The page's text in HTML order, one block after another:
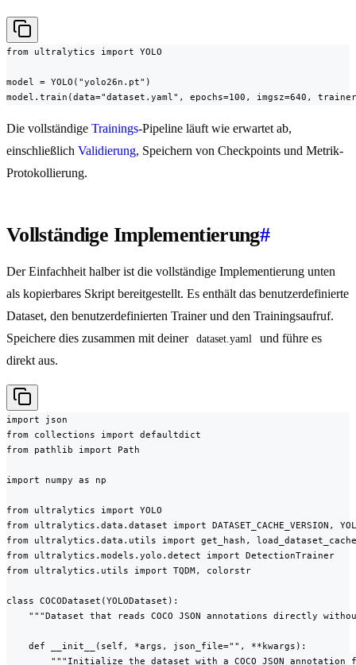
from ultralytics import YOLO
model = YOLO("yolo26n.pt")
model.train(data="dataset.yaml", epochs=100, imgsz=640,
Die vollständige Trainings-Pipeline läuft wie erwartet ab,
einschließlich Validierung, Speichern von Checkpoints und Metrik-
Protokollierung.
Vollständige Implementierung#
Der Einfachheit halber ist die vollständige Implementierung unten
als kopierbares Skript bereitgestellt. Es enthält das benutzerdefinierte
Dataset, den benutzerdefinierten Trainer und den Trainingsaufruf.
Speichere dies zusammen mit deiner dataset.yaml
und führe es
direkt aus.
import json
from collections import defaultdict
from pathlib import Path
import numpy as np
from ultralytics import YOLO
from ultralytics.data.dataset import DATASET_CACHE_VERSION,
from ultralytics.data.utils import get_hash,
from ultralytics.models.yolo.detect import DetectionTrainer
from ultralytics.utils import TQDM, colorstr
class COCODataset(YOLODataset):
"""Dataset that reads COCO JSON annotations directly
    def __init__(self, *args, json_file="", **kwargs):
"""Initialize the dataset with a COCO JSON annotation